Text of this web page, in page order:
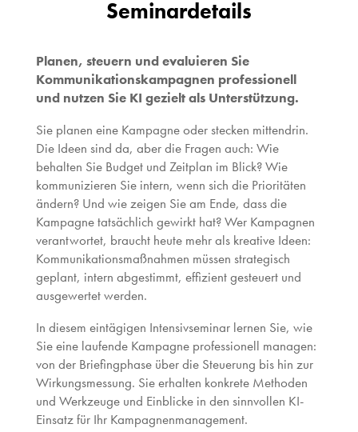
Seminardetails
Planen, steuern und evaluieren Sie
Kommunikationskampagnen professionell
und nutzen Sie KI gezielt als Unterstützung.
Sie planen eine Kampagne oder stecken mittendrin.
Die Ideen sind da, aber die Fragen auch: Wie
behalten Sie Budget und Zeitplan im Blick? Wie
kommunizieren Sie intern, wenn sich die Prioritäten
ändern? Und wie zeigen Sie am Ende, dass die
Kampagne tatsächlich gewirkt hat? Wer Kampagnen
verantwortet, braucht heute mehr als kreative Ideen:
Kommunikationsmaßnahmen müssen strategisch
geplant, intern abgestimmt, effizient gesteuert und
ausgewertet werden.
In diesem eintägigen Intensivseminar lernen Sie, wie
Sie eine laufende Kampagne professionell managen:
von der Briefingphase über die Steuerung bis hin zur
Wirkungsmessung. Sie erhalten konkrete Methoden
und Werkzeuge und Einblicke in den sinnvollen KI-
Einsatz für Ihr Kampagnenmanagement.